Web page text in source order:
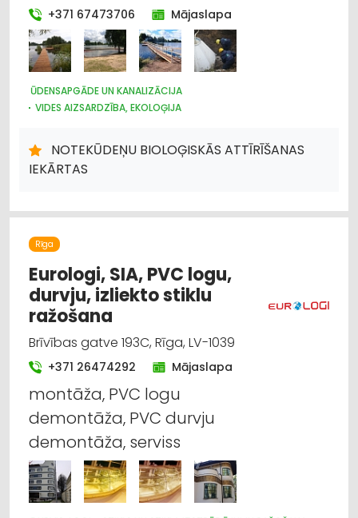
+371 67473706 Mājaslapa
ŪDENSAPGĀDE UN KANALIZĀCIJA
VIDES AIZSARDZĪBA, EKOLOĢIJA
ARHITEKTŪRA, PROJEKTĒŠANA
SŪKŅI, PUMPJI, VĀRSTI, VENTIĻI
PLASTMASAS IZSTRĀDĀJUMI
METĀLIZSTRĀDĀJUMI
NOTEKŪDEŅU BIOLOĢISKĀS ATTĪRĪŠANAS
IEKĀRTAS
Rīga
Eurologi, SIA, PVC logu,
durvju, izliekto stiklu
ražošana
Brīvības gatve 193C, Rīga, LV-1039
+371 26474292 Mājaslapa
montāža, PVC logu
demontāža, PVC durvju
demontāža, serviss